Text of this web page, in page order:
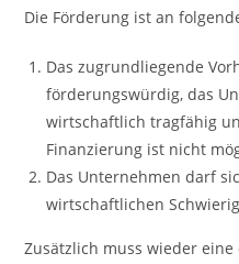
Die Förderung ist an
Das zugrundliegende
förderungswürdig, das
wirtschaftlich tragfähig
Finanzierung ist nicht
Das Unternehmen darf
wirtschaftlichen
Zusätzlich muss wieder